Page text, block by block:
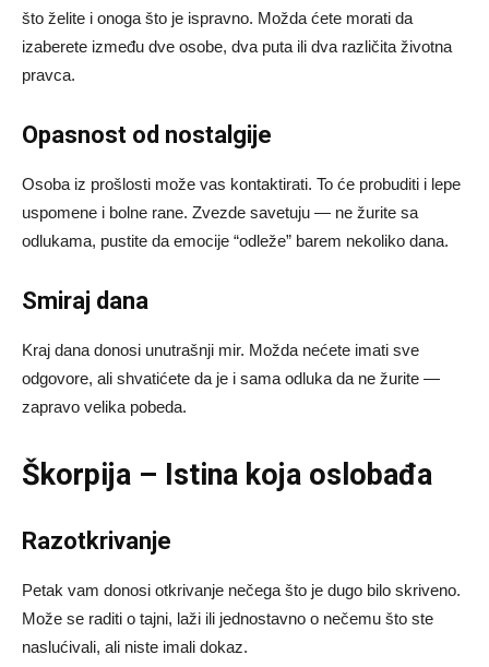
što želite i onoga što je ispravno. Možda ćete morati da
izaberete između dve osobe, dva puta ili dva različita životna
pravca.
Opasnost od nostalgije
Osoba iz prošlosti može vas kontaktirati. To će probuditi i lepe
uspomene i bolne rane. Zvezde savetuju — ne žurite sa
odlukama, pustite da emocije “odleže” barem nekoliko dana.
Smiraj dana
Kraj dana donosi unutrašnji mir. Možda nećete imati sve
odgovore, ali shvatićete da je i sama odluka da ne žurite —
zapravo velika pobeda.
Škorpija – Istina koja oslobađa
Razotkrivanje
Petak vam donosi otkrivanje nečega što je dugo bilo skriveno.
Može se raditi o tajni, laži ili jednostavno o nečemu što ste
naslućivali, ali niste imali dokaz.